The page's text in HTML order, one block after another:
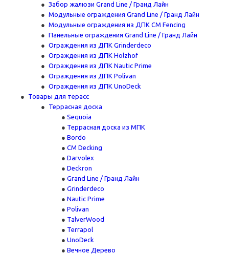
Забор жалюзи Grand Line / Гранд Лайн
Модульные ограждения Grand Line / Гранд Лайн
Модульные ограждения из ДПК CM Fencing
Панельные ограждения Grand Line / Гранд Лайн
Ограждения из ДПК Grinderdeco
Ограждения из ДПК Holzhof
Ограждения из ДПК Nautic Prime
Ограждения из ДПК Polivan
Ограждения из ДПК UnoDeck
Товары для терасс
Террасная доска
Sequoia
Террасная доска из МПК
Bordo
CM Decking
Darvolex
Deckron
Grand Line / Гранд Лайн
Grinderdeco
Nautic Prime
Polivan
TalverWood
Terrapol
UnoDeck
Вечное Дерево